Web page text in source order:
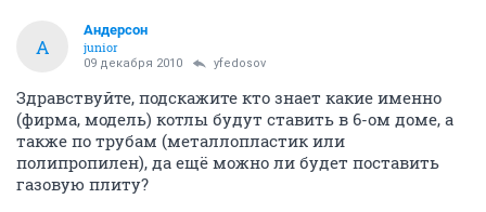
А
Андерсон
junior
09 декабря 2010 yfedosov
Здравствуйте, подскажите кто знает какие именно
(фирма, модель) котлы будут ставить в 6-ом доме, а
также по трубам (металлопластик или
полипропилен), да ещё можно ли будет поставить
газовую плиту?